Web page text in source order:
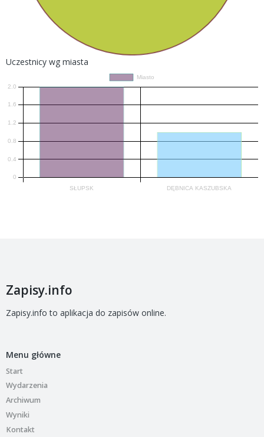
Uczestnicy wg miasta
Zapisy.info
Zapisy.info to aplikacja do zapisów online.
Menu główne
Start
Wydarzenia
Archiwum
Wyniki
Kontakt